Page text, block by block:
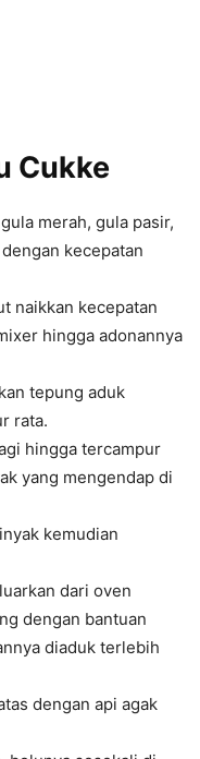
Cukke
merah, gula pasir,
kecepatan
naikkan kecepatan
hingga adonannya
tepung aduk
rata.
hingga tercampur
yang mengendap di
kemudian
dari oven
dengan bantuan
diaduk terlebih
dengan api agak